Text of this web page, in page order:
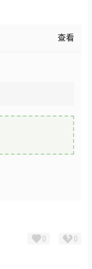
查看
0 0